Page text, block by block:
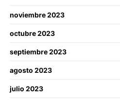
noviembre 2023
octubre 2023
septiembre 2023
agosto 2023
julio 2023